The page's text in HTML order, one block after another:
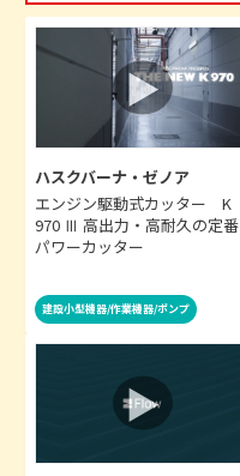
ハスクバーナ・ゼノア
エンジン駆動式カッター K
970 Ⅲ 高出力・高耐久の定番
パワーカッター
建設小型機器/作業機器/ポンプ